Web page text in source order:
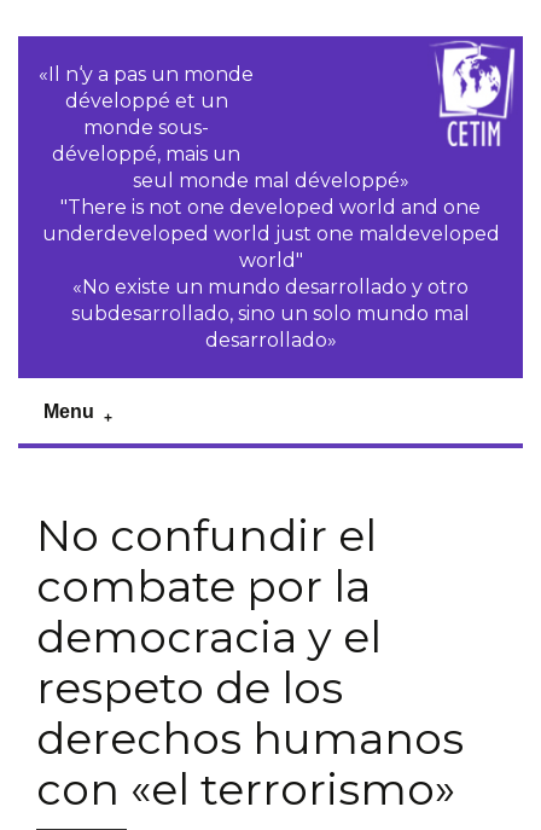
«Il n‘y a pas un monde
développé et un
monde sous-
développé, mais un
seul monde mal développé»
"There is not one developed world and one
underdeveloped world just one maldeveloped
world"
«No existe un mundo desarrollado y otro
subdesarrollado, sino un solo mundo mal
desarrollado»
Menu
No confundir el
combate por la
democracia y el
respeto de los
derechos humanos
con «el terrorismo»